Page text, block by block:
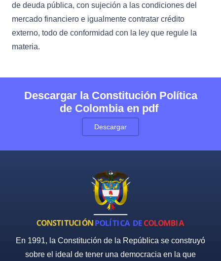
de deuda pública, con sujeción a las condiciones del
mercado financiero e igualmente contratar crédito
externo, todo de conformidad con la ley que regule la
materia.
Descargar la Constitución Política
de Colombia en pdf
Descargar
En 1991, la Constitución de la República se construyó
sobre el ideal de tener una democracia en la que